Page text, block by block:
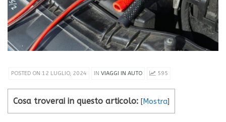
POSTED ON 12 LUGLIO, 2024 IN VIAGGI IN AUTO 595
Cosa troverai in questo articolo: [Mostra]